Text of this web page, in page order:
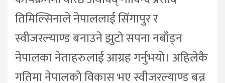
तिमिल्सिनाले नेपाललाई सिंगापुर र
स्वीजरल्याण्ड बनाउने झुटो सपना नबाँड्न
नेपालका नेताहरुलाई आग्रह गर्नुभयो। अहिलेकै
गतिमा नेपालको विकास भए स्वीजरल्याण्ड बन्न